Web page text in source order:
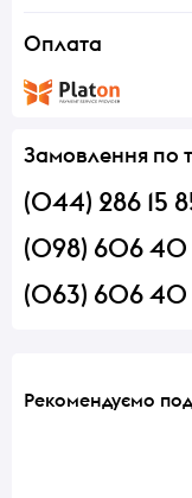
Оплата
Замовлення по
(044) 286 15
(098) 606
(063) 606
Рекомендуємо